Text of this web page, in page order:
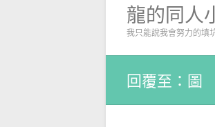
龍的同人
我只能說我會努力的填
回覆至：圖